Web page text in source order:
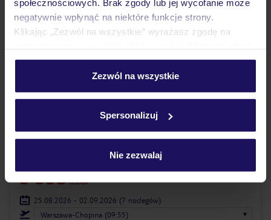
społecznościowych. Brak zgody lub jej wycofanie może
negatywnie wpłynąć na niektóre funkcje strony.
Klikając „Zezwól na wszystkie” wyrażasz zgodę na
personalizować swój wybór wchodząc w zakładkę
Szczegółowe informacje o plikach cookie znajdziesz
Zezwól na wszystkie
Spersonalizuj
Nie zezwalaj
5 638 OSOBA
25.08.2026 - 02.09.2026 (7 noclegów)
Warszawa-Chopina (09:55)